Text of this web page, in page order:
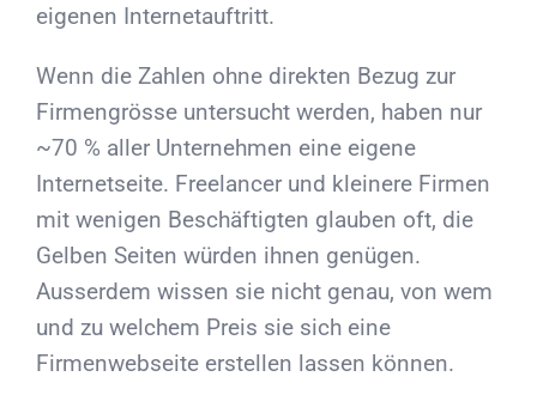
eigenen Internetauftritt.
Wenn die Zahlen ohne direkten Bezug zur
Firmengrösse untersucht werden, haben nur
~70 % aller Unternehmen eine eigene
Internetseite. Freelancer und kleinere Firmen
mit wenigen Beschäftigten glauben oft, die
Gelben Seiten würden ihnen genügen.
Ausserdem wissen sie nicht genau, von wem
und zu welchem Preis sie sich eine
Firmenwebseite erstellen lassen können.